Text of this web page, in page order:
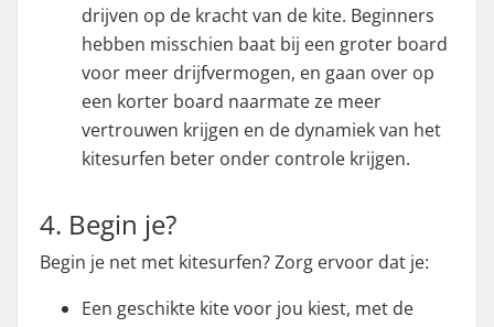
drijven op de kracht van de kite. Beginners
hebben misschien baat bij een groter board
voor meer drijfvermogen, en gaan over op
een korter board naarmate ze meer
vertrouwen krijgen en de dynamiek van het
kitesurfen beter onder controle krijgen.
4. Begin je?
Begin je net met kitesurfen? Zorg ervoor dat je:
Een geschikte kite voor jou kiest, met de